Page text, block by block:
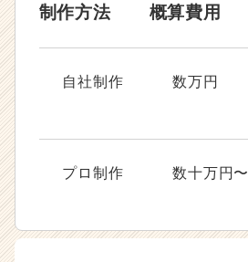
制作方法 概算費用
自社制作 数万円
プロ制作 数十万円〜